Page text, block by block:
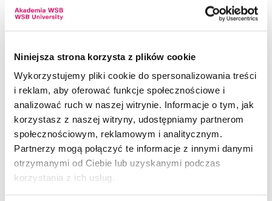
Niniejsza strona korzysta z plików cookie
Wykorzystujemy pliki cookie do spersonalizowania treści
i reklam, aby oferować funkcje społecznościowe i
analizować ruch w naszej witrynie. Informacje o tym, jak
korzystasz z naszej witryny, udostępniamy partnerom
społecznościowym, reklamowym i analitycznym.
Partnerzy mogą połączyć te informacje z innymi danymi
otrzymanymi od Ciebie lub uzyskanymi podczas
korzystania z ich usług.
Jacek Falfus, Member of Parliament, Head of
Aleksandra Trybuś-Cieślar, Member of
Parliamentary Group
Provincial Governor of Silesia Region
The Polish Academy of Sciences
European Grouping for Territorial Cooperation
TRITIA based in Cieszyn
Governor of the District of Cieszyn